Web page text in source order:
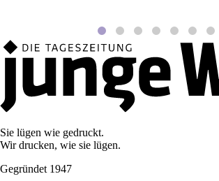
Sie lügen wie gedruckt.
Wir drucken, wie sie lügen.
Gegründet 1947